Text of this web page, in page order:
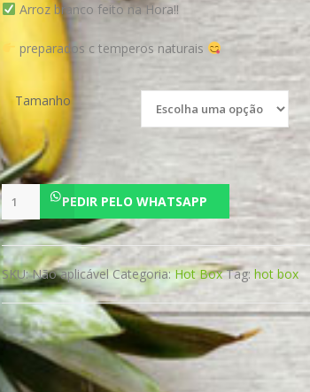
Arroz branco feito na Hora!!
preparados c temperos naturais
Tamanho
Hot
Box
Legumes
quantidade
PEDIR PELO WHATSAPP
SKU:Não aplicável Categoria:Hot Box Tag: hot box